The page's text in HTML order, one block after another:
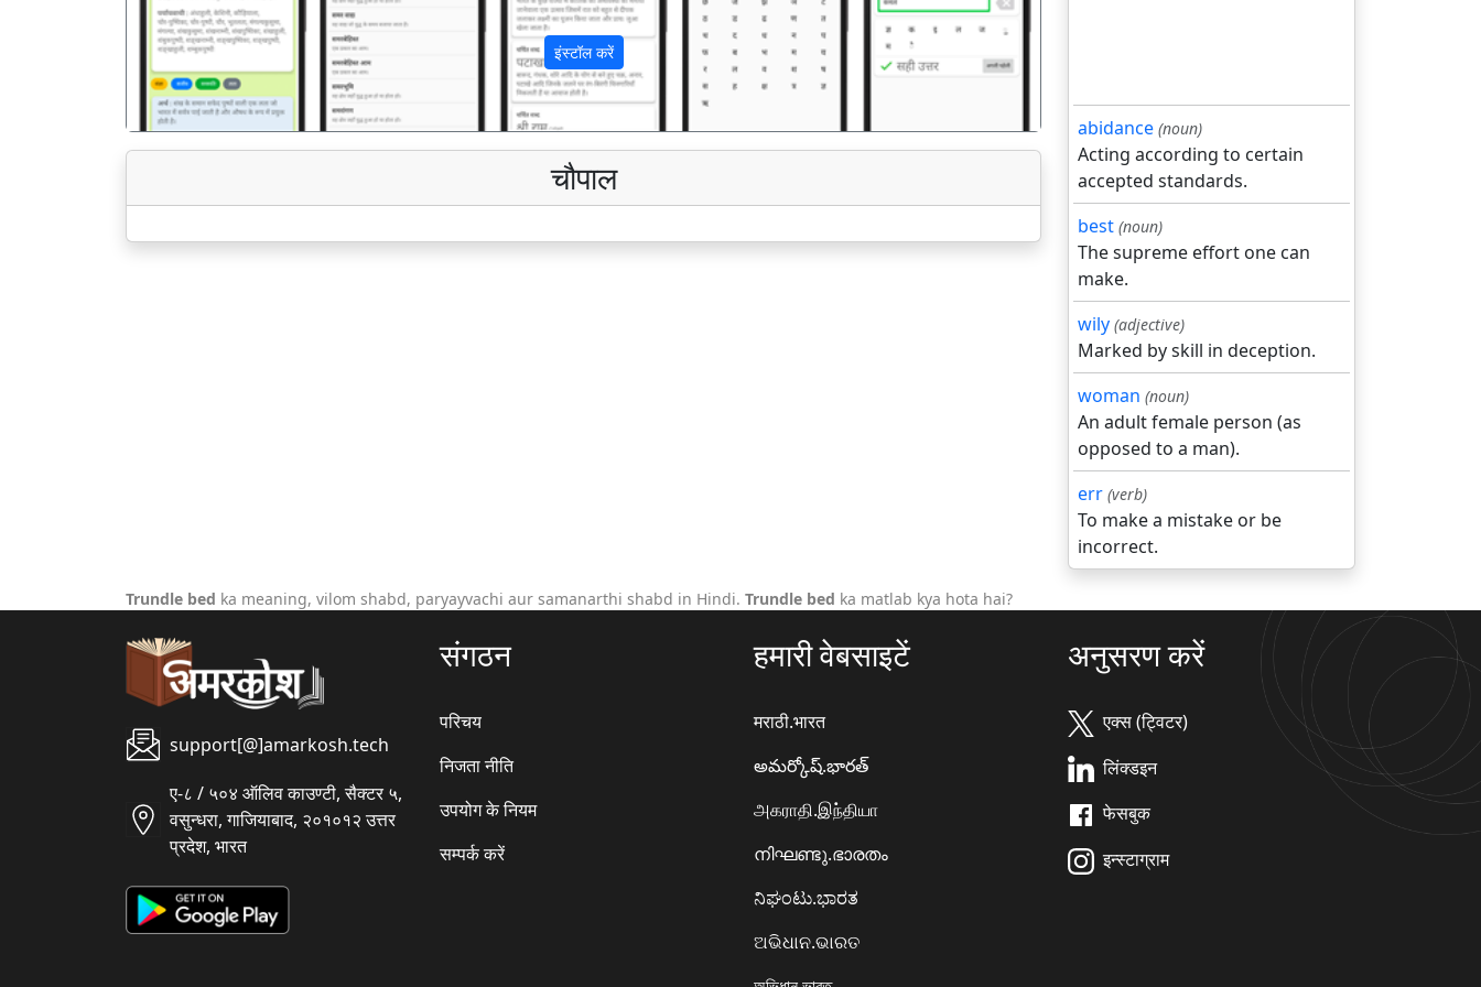
इंस्टॉल करें
चौपाल
abidance (noun)
Acting according to certain
accepted standards.
best (noun)
The supreme effort one can
make.
wily (adjective)
Marked by skill in deception.
woman (noun)
An adult female person (as
opposed to a man).
err (verb)
To make a mistake or be
incorrect.
Trundle bed ka meaning, vilom shabd, paryayvachi aur samanarthi shabd in Hindi. Trundle bed ka matlab kya hota hai?
support[@]amarkosh.tech
ए-८ / ५०४ ऑलिव काउण्टी, सैक्टर ५,
वसुन्धरा, गाजियाबाद, २०१०१२ उत्तर
प्रदेश, भारत
संगठन
परिचय
निजता नीति
उपयोग के नियम
सम्पर्क करें
हमारी वेबसाइटें
मराठी.भारत
అమర్కోష్.భారత్
அகராதி.இந்தியா
നിഘണ്ടു.ഭാരതം
ನಿಘಂಟು.ಭಾರತ
ଅଭିଧାନ.ଭାରତ
अनुसरण करें
एक्स (ट्विटर)
लिंक्डइन
फेसबुक
इन्स्टाग्राम